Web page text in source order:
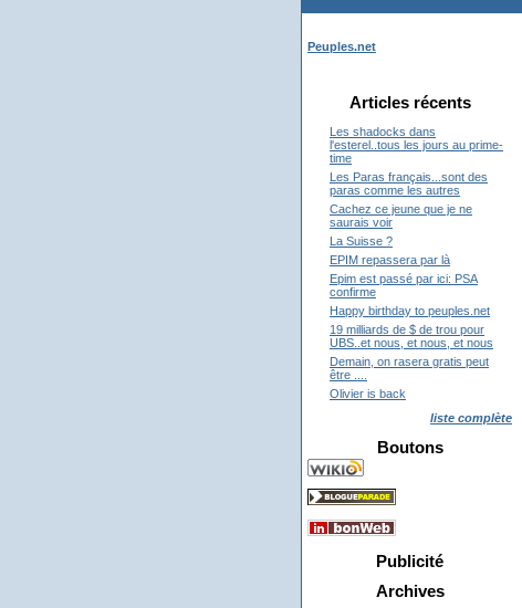
Peuples.net
Articles récents
Les shadocks dans
l'esterel..tous les jours au prime-
time
Les Paras français...sont des
paras comme les autres
Cachez ce jeune que je ne
saurais voir
La Suisse ?
EPIM repassera par là
Epim est passé par ici: PSA
confirme
Happy birthday to peuples.net
19 milliards de $ de trou pour
UBS..et nous, et nous, et nous
Demain, on rasera gratis peut
être ....
Olivier is back
liste complète
Boutons
Publicité
Archives